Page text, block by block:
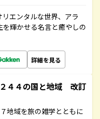
エンタルな世界、アラ
輝かせる名言と癒やしの
詳細を見る
４４の国と地域 改訂
地域を旅の雑学とともに